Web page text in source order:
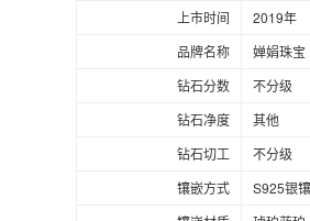
上市时间
2019年
品牌名称
婵娟珠宝
钻石分数
不分级
钻石净度
其他
钻石切工
不分级
镶嵌方式
S925银